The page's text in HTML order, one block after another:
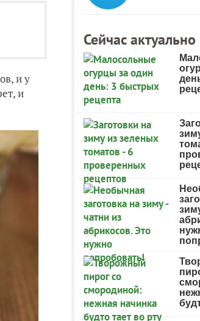
и у
и
Сейчас актуально